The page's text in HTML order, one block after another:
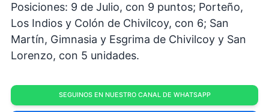
Posiciones: 9 de Julio, con 9 puntos; Porteño,
Los Indios y Colón de Chivilcoy, con 6; San
Martín, Gimnasia y Esgrima de Chivilcoy y San
Lorenzo, con 5 unidades.
SEGUINOS EN NUESTRO CANAL DE WHATSAPP